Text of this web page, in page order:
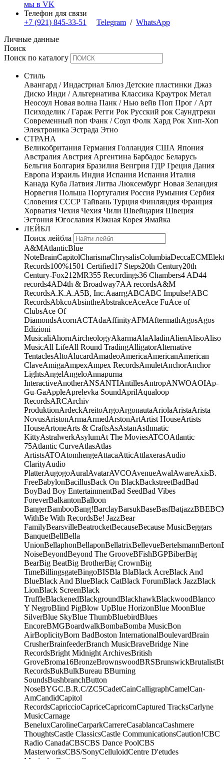
мы в VK
Телефон для связи
+7 (921) 845-33-51
Telegram / WhatsApp
Личные данные
Поиск
Поиск по каталогу
Стиль
Авангард / Индастриал Блюз Детские пластинки Джаз
Диско Инди / Альтернатива Классика Краутрок Метал
Неосоул Новая волна Панк / Нью вейв Поп Прог / Арт
Психоделик / Гараж Регги Рок Русский рок Саундтреки
Современный поп Фанк / Соул Фолк Хард Рок Хип-Хоп
Электроника Эстрада Этно
СТРАНА
Великобритания Германия Голландия США Япония
Австралия Австрия Аргентина Барбадос Беларусь
Бельгия Болгария Бразилия Венгрия ГДР Греция Дания
Европа Израиль Индия Испания Испания Италия
Канада Куба Латвия Литва Люксембург Новая Зеландия
Норвегия Польша Португалия Россия Румыния Сербия
Словения СССР Тайвань Турция Финляндия Франция
Хорватия Чехия Чехия Чили Швейцария Швеция
Эстония Югославия Южная Корея Ямайка
ЛЕЙБЛ
Поиск лейбла
A&MAtlanticBlue
NoteBrainCapitolCharismaChrysalisColumbiaDeccaECM
Records100%1501 Certified17 Steps20th Century20th
Century-Fox21 2MR355 Recordings36 Chambers4 AD44
records4AD4th & Broadway7AA recordsA&M
RecordsA.K.A.A5B, Inc.AaarrgABCABC Impulse!ABC
RecordsAbkcoAbsintheAbstrakceAceAce FuAce of
ClubsAce Of
DiamondsAcornACTAdaAffinityAFMAftermathAgosAgos
Edizioni
MusicaliAhornAircheologyAkarmaAlaAladinAlienAlisoAliso
MusicAll LifeAll Round TradingAlligatorAlternative
TentaclesAltoAlucardAmadeoAmericaAmericanAmerican
ClaveAmigaAmpexAmpex RecordsAmuletAnchorAnchor
LightsAngelAngeloAnnapurna
InteractiveAnotherANSANTIAntillesAntropANWOAOIAp-
Gu-GaAppleAprelevka SoundAprilAqualoop
RecordsARCArchiv
ProduktionArdeckAreitoArgoArgonautaAriolaAristaArista
NovusAristonArmaArmedArstonArtArtist HouseArtists
HouseArtoneArts & CraftsAsAstanAsthmatic
KittyAstralwerkAsylumAt The MoviesATCOAtlantic
75Atlantic CurveAtlasAtlas
ArtistsATOAtomhengeAttacaAtticAttlaxerasAudio
ClarityAudio
PlatterAugogoAuralAvatarAVCOAvenueAwalAwareAxisB.
FreeBabylonBacillusBack On BlackBackstreetBadBad
BoyBad Boy EntertainmentBad SeedBad Vibes
ForeverBalkantonBalloon
BangerBambooBang!BarclayBarsukBaseBasfBatjazzBBE
WithBe With RecordsBe! JazzBear
FamilyBearsvilleBeatrocketBecauseBecause MusicBeggars
BanquetBellBella
UnionBellaphonBellaponBellatrixBellevueBertelsmannBerton
NoiseBeyondBeyond The GrooveBFishBGPBiberBig
BearBig BeatBig BrotherBig CrownBig
TimeBillingsgateBingoBISBla BlaBlack AcreBlack And
BlueBlack And BlueBlack CatBlack ForumBlack JazzBlack
LionBlack ScreenBlack
TruffleBlackenedBlackgroundBlackhawkBlackwoodBlanco
Y NegroBlind PigBlow UpBlue HorizonBlue MoonBlue
SilverBlue SkyBlue ThumbBluebirdBlues
EncoreBMGBoardwalkBombaBomba MusicBon
AirBoplicityBorn BadBoston InternationalBoulevardBrain
CrusherBrainfeederBranch MusicBraveBridge Nine
RecordsBright Midnight ArchivesBritish
GroveBroma16BronzeBrownswoodBRSBrunswickBrutalist
RecordsBukBulkBureau BBurning
SoundsBushbranchButton
NoseBYGC.B.R.C/ZC5CadetCainCalligraphCamelCan-
AmCandidCapitol
RecordsCapriccioCapriceCapricornCaptured TracksCarlyne
MusicCarnage
BeneluxCarolineCarparkCarrereCasablancaCashmere
ThoughtsCastle ClassicsCastle CommunicationsCaution!CBC
Radio CanadaCBSCBS Dance PoolCBS
MasterworksCBS/SonyCelluloidCentre D'etudes